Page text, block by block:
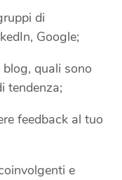
di
Google;
quali sono
tendenza;
feedback al tuo
e